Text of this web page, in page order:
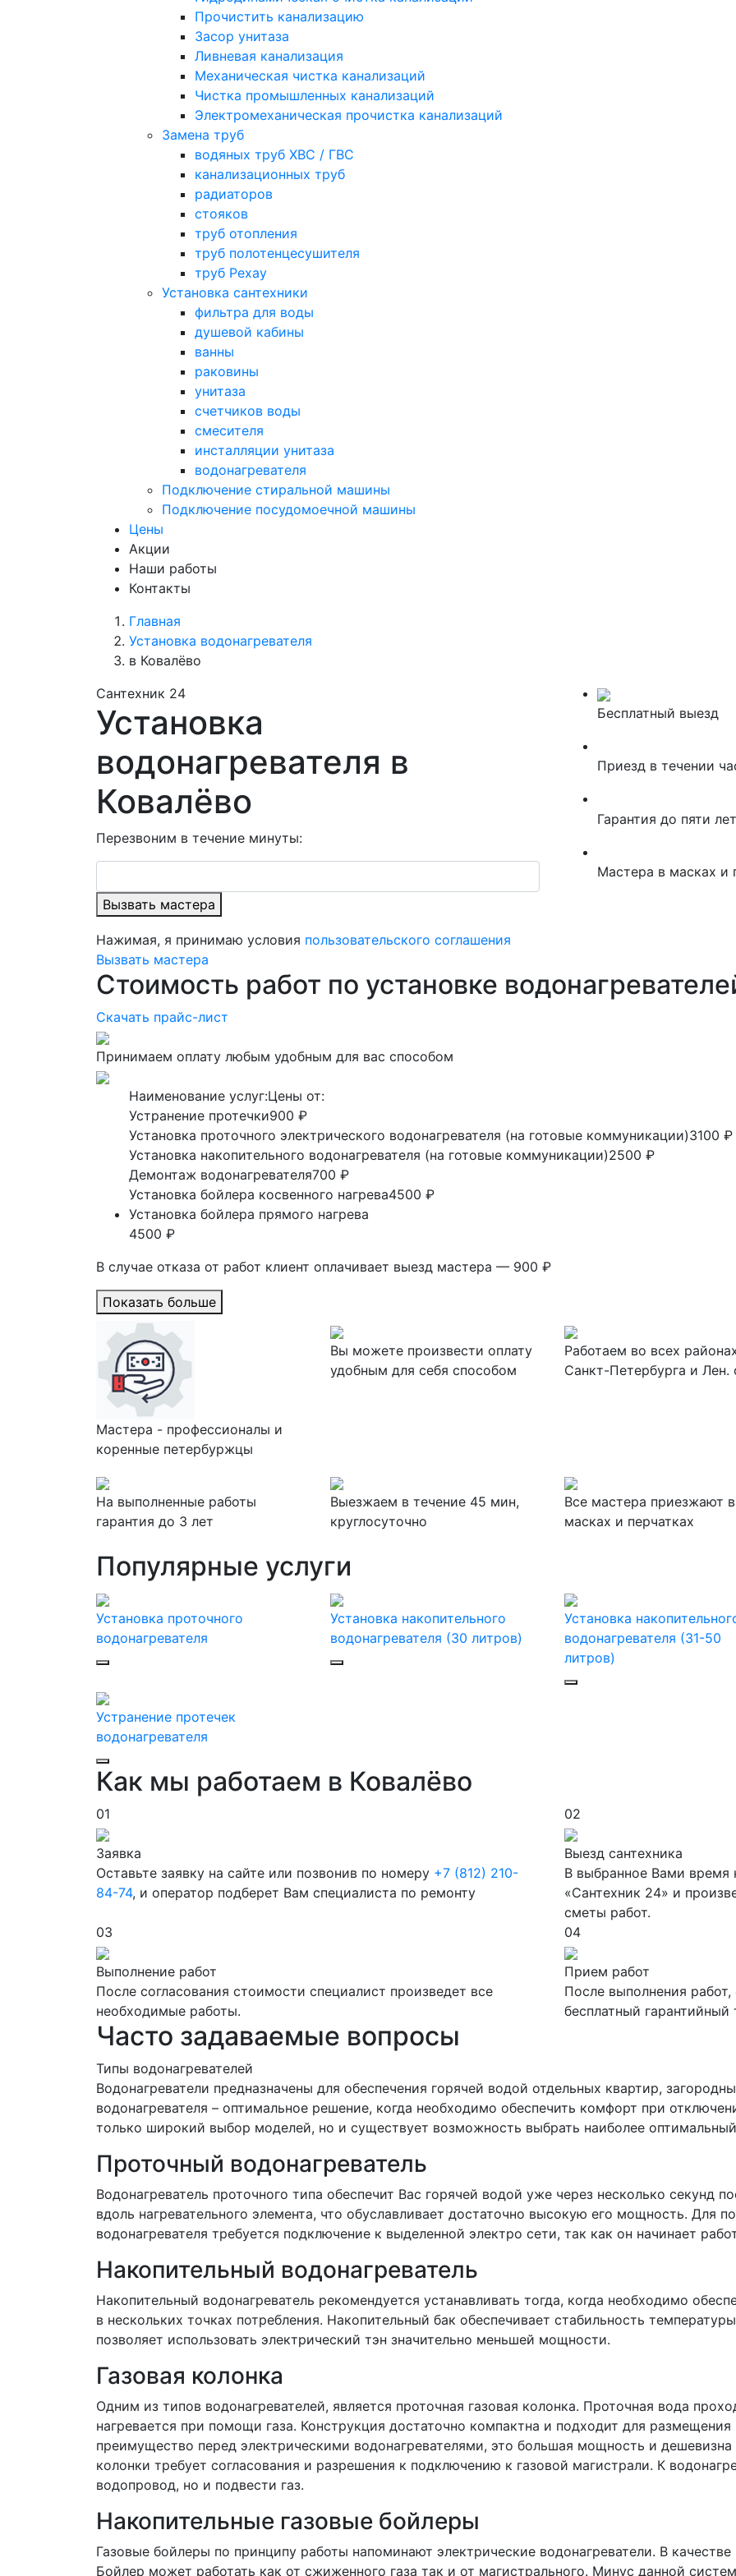
Прочистить канализацию
Засор унитаза
Ливневая канализация
Механическая чистка канализаций
Чистка промышленных канализаций
Электромеханическая прочистка канализаций
Замена труб
водяных труб ХВС / ГВС
канализационных труб
радиаторов
стояков
труб отопления
труб полотенцесушителя
труб Рехау
Установка сантехники
фильтра для воды
душевой кабины
ванны
раковины
унитаза
счетчиков воды
смесителя
инсталляции унитаза
водонагревателя
Подключение стиральной машины
Подключение посудомоечной машины
Цены
Акции
Наши работы
Контакты
Главная
Установка водонагревателя
в Ковалёво
Сантехник 24
Установка
водонагревателя в
Ковалёво
Перезвоним в течение минуты:
Вызвать мастера
Нажимая, я принимаю условия пользовательского соглашения
Вызвать мастера
Бесплатный выезд
Приезд в течении
Гарантия до пяти лет
Мастера в масках и
Стоимость работ по установке
Скачать прайс-лист
Принимаем оплату любым удобным для вас способом
Наименование услуг:Цены от:
Устранение протечки900 ₽
Установка проточного электрического водонагревателя (на готовые коммуникации)3100 ₽
Установка накопительного водонагревателя (на готовые коммуникации)2500 ₽
Демонтаж водонагревателя700 ₽
Установка бойлера косвенного нагрева4500 ₽
Установка бойлера прямого нагрева
4500 ₽
В случае отказа от работ клиент оплачивает выезд мастера — 900 ₽
Показать больше
Мастера - профессионалы и
коренные петербуржцы
Вы можете произвести оплату
удобным для себя способом
Работаем во всех
Санкт-Петербурга и Лен.
На выполненные работы
гарантия до 3 лет
Выезжаем в течение 45 мин,
круглосуточно
Все мастера приезжают в
масках и перчатках
Популярные услуги
Установка проточного
водонагревателя
Установка накопительного
водонагревателя (30 литров)
Установка
водонагревателя (31-50
литров)
Устранение протечек
водонагревателя
Как мы работаем в Ковалёво
01
Заявка
Оставьте заявку на сайте или позвонив по номеру +7 (812) 210-
84-74, и оператор подберет Вам специалиста по ремонту
02
Выезд сантехника
В выбранное Вами время
«Сантехник 24» и
сметы работ.
03
Выполнение работ
После согласования стоимости специалист произведет все
необходимые работы.
04
Прием работ
После выполнения
бесплатный гарантийный
Часто задаваемые вопросы
Типы водонагревателей
Водонагреватели предназначены для обеспечения горячей водой отдельных квартир,
водонагревателя – оптимальное решение, когда необходимо обеспечить комфорт при
только широкий выбор моделей, но и существует возможность выбрать наиболее
Проточный водонагреватель
Водонагреватель проточного типа обеспечит Вас горячей водой уже через несколько секунд
вдоль нагревательного элемента, что обуславливает достаточно высокую его мощность. Для
водонагревателя требуется подключение к выделенной электро сети, так как он начинает
Накопительный водонагреватель
Накопительный водонагреватель рекомендуется устанавливать тогда, когда необходимо
в нескольких точках потребления. Накопительный бак обеспечивает стабильность
позволяет использовать электрический тэн значительно меньшей мощности.
Газовая колонка
Одним из типов водонагревателей, является проточная газовая колонка. Проточная вода
нагревается при помощи газа. Конструкция достаточно компактна и подходит для
преимущество перед электрическими водонагревателями, это большая мощность и
колонки требует согласования и разрешения к подключению к газовой магистрали. К
водопровод, но и подвести газ.
Накопительные газовые бойлеры
Газовые бойлеры по принципу работы напоминают электрические водонагреватели. В качестве
Бойлер может работать как от сжиженного газа так и от магистрального. Минус данной